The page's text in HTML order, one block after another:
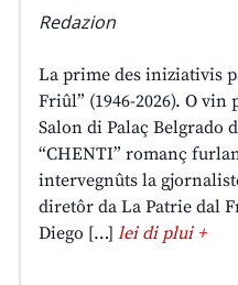
Redazion
La prime des iniziativis
Friûl” (1946-2026). O
Salon di Palaç
“CHENTI” romanç
intervegnûts la
diretôr da La Patrie dal
Diego […]lei di plui +